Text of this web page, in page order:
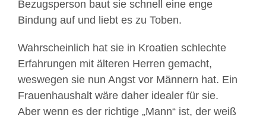
Bezugsperson baut sie schnell eine enge
Bindung auf und liebt es zu Toben.
Wahrscheinlich hat sie in Kroatien schlechte
Erfahrungen mit älteren Herren gemacht,
weswegen sie nun Angst vor Männern hat. Ein
Frauenhaushalt wäre daher idealer für sie.
Aber wenn es der richtige „Mann“ ist, der weiß